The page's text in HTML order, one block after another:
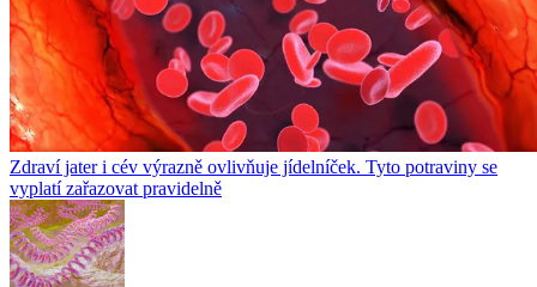
Zdraví jater i cév výrazně ovlivňuje jídelníček. Tyto potraviny se
vyplatí zařazovat pravidelně